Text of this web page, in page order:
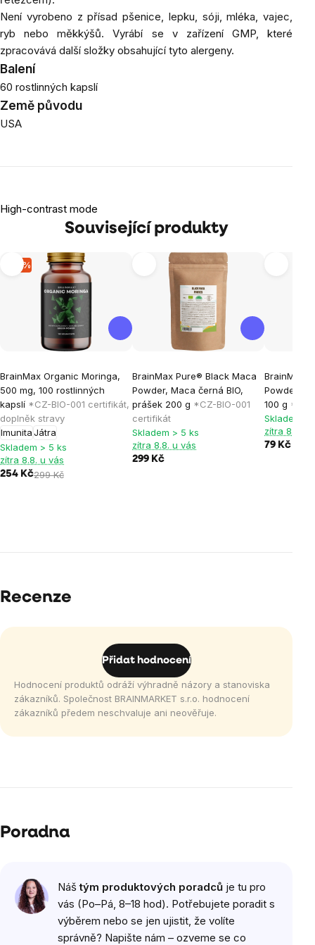
Není vyrobeno z přísad pšenice, lepku, sóji, mléka, vajec,
ryb nebo měkkýšů.
Vyrábí se v zařízení GMP, které
zpracovává další složky obsahující tyto alergeny.
Balení
60 rostlinných kapslí
Země původu
USA
High-contrast mode
Související produkty
-15 %
BrainMax Organic Moringa,
500 mg, 100 rostlinných
kapslí *CZ-BIO-001 certifikát,
doplněk stravy
ImunitaJátra
Skladem > 5 ks
zítra 8.8. u vás
254 Kč299 Kč
BrainMax Pure® Black Maca
Powder, Maca černá BIO,
prášek 200 g *CZ-BIO-001
certifikát
Skladem > 5 ks
zítra 8.8. u vás
299 Kč
BrainMax
Powder,
100 g *CZ-
Skladem >
zítra 8.8. u
79 Kč
Recenze
Přidat hodnocení
Hodnocení produktů odráží výhradně názory a stanoviska
zákazníků. Společnost BRAINMARKET s.r.o. hodnocení
zákazníků předem neschvaluje ani neověřuje.
Poradna
Náštým produktových poradců je tu pro
vás (Po–Pá, 8–18 hod). Potřebujete poradit s
výběrem nebo se jen ujistit, že volíte
správně? Napište nám – ozveme se co